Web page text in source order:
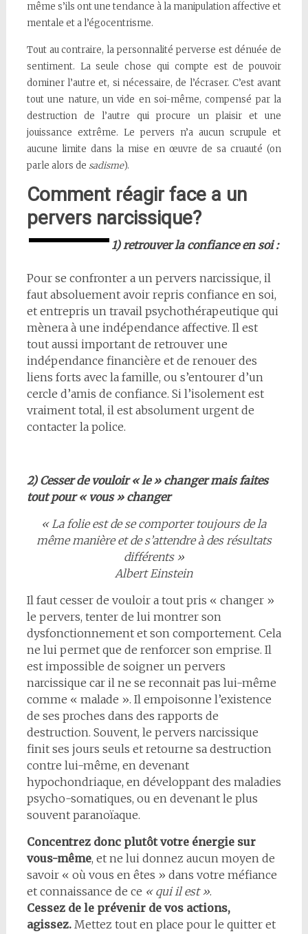
même s’ils ont une tendance à la manipulation affective et
mentale et a l’égocentrisme.
Tout au contraire, la personnalité perverse est dénuée de
sentiment. La seule chose qui compte est de pouvoir
dominer l’autre et, si nécessaire, de l’écraser. C’est avant
tout une nature, un vide en soi-même, compensé par la
destruction de l’autre qui procure un plaisir et une
jouissance extrême. Le pervers n’a aucun scrupule et
aucune limite dans la mise en œuvre de sa cruauté (on
parle alors de sadisme).
Comment réagir face a un
pervers narcissique?
1) retrouver la confiance en soi :
Pour se confronter a un pervers narcissique, il
faut absoluement avoir repris confiance en soi,
et entrepris un travail psychothérapeutique qui
mènera à une indépendance affective. Il est
tout aussi important de retrouver une
indépendance financière et de renouer des
liens forts avec la famille, ou s’entourer d’un
cercle d’amis de confiance. Si l’isolement est
vraiment total, il est absolument urgent de
contacter la police.
2) Cesser de vouloir « le » changer mais faites
tout pour « vous » changer
« La folie est de se comporter toujours de la
même manière et de s’attendre à des résultats
différents »
Albert Einstein
Il faut cesser de vouloir a tout pris « changer »
le pervers, tenter de lui montrer son
dysfonctionnement et son comportement. Cela
ne lui permet que de renforcer son emprise. Il
est impossible de soigner un pervers
narcissique car il ne se reconnait pas lui-même
comme « malade ». Il empoisonne l’existence
de ses proches dans des rapports de
destruction. Souvent, le pervers narcissique
finit ses jours seuls et retourne sa destruction
contre lui-même, en devenant
hypochondriaque, en développant des maladies
psycho-somatiques, ou en devenant le plus
souvent paranoïaque.
Concentrez donc plutôt votre énergie sur
vous-même, et ne lui donnez aucun moyen de
savoir « où vous en êtes » dans votre méfiance
et connaissance de ce « qui il est ».
Cessez de le prévenir de vos actions,
agissez.Mettez tout en place pour le quitter et